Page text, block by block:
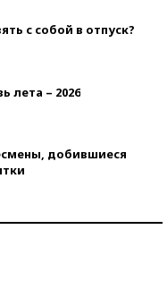
с собой в отпуск?
лета – 2026
добившиеся